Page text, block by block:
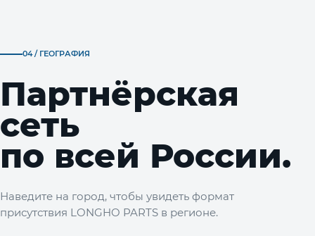
04 / ГЕОГРАФИЯ
Партнёрская
сеть
по всей России.
Наведите на город, чтобы увидеть формат
присутствия LONGHO PARTS в регионе.